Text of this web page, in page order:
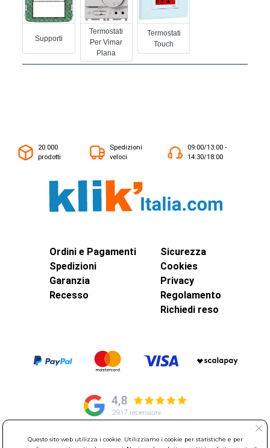
Supporti
Termostati
Per Vimar
Plana
Termostati
Touch
20.000
prodotti
Spedizioni
veloci
09:00/13:00 -
14:30/18:00
Ordini e Pagamenti
Spedizioni
Garanzia
Recesso
Sicurezza
Cookies
Privacy
Regolamento
Richiedi reso
Questo sito web utilizza i cookie. Utilizziamo i cookie per statistiche e per